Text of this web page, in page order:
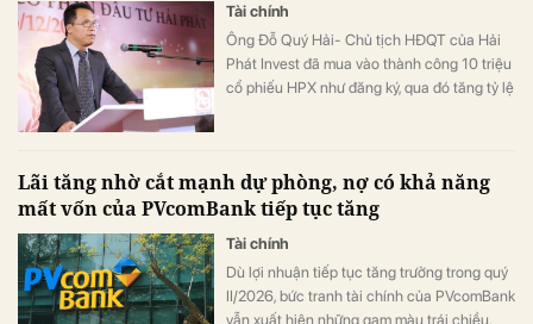
Tài chính
Ông Đỗ Quý Hải- Chủ tịch HĐQT của Hải
Phát Invest đã mua vào thành công 10 triệu
cổ phiếu HPX như đăng ký, qua đó tăng tỷ lệ
Lãi tăng nhờ cắt mạnh dự phòng, nợ có khả năng
mất vốn của PVcomBank tiếp tục tăng
Tài chính
Dù lợi nhuận tiếp tục tăng trưởng trong quý
II/2026, bức tranh tài chính của PVcomBank
vẫn xuất hiện những gam màu trái chiều.